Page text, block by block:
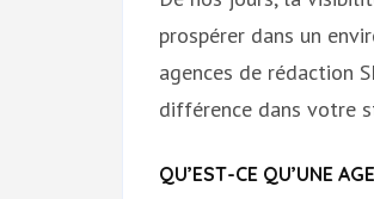
prospérer dans un
agences de rédaction
différence dans votre
QU’EST-CE QU’UNE